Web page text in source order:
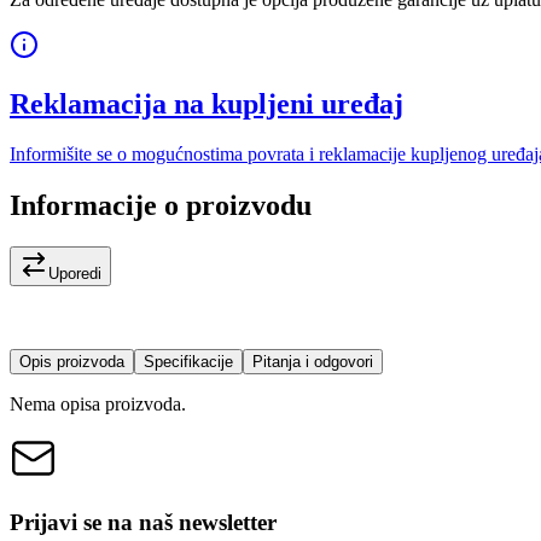
Reklamacija na kupljeni uređaj
Informišite se o mogućnostima povrata i reklamacije kupljenog
Informacije o proizvodu
Uporedi
Opis proizvoda Specifikacije Pitanja i odgovori
Nema opisa proizvoda.
Prijavi se na naš newsletter